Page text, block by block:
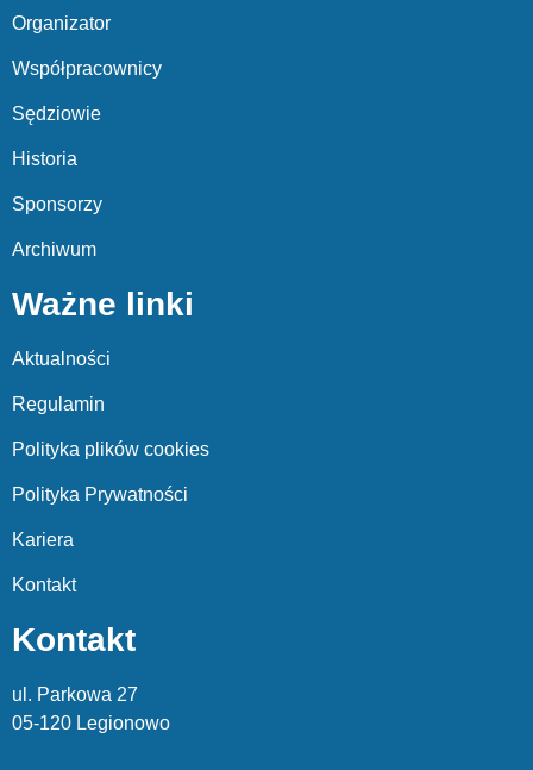
Organizator
Współpracownicy
Sędziowie
Historia
Sponsorzy
Archiwum
Ważne linki
Aktualności
Regulamin
Polityka plików cookies
Polityka Prywatności
Kariera
Kontakt
Kontakt
ul. Parkowa 27
05-120 Legionowo